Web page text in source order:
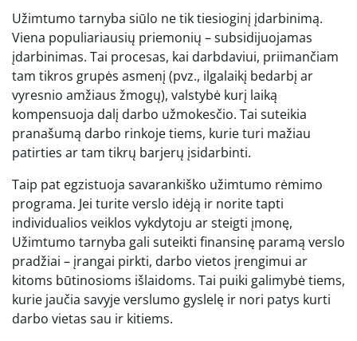
Užimtumo tarnyba siūlo ne tik tiesioginį įdarbinimą.
Viena populiariausių priemonių – subsidijuojamas
įdarbinimas. Tai procesas, kai darbdaviui, priimančiam
tam tikros grupės asmenį (pvz., ilgalaikį bedarbį ar
vyresnio amžiaus žmogų), valstybė kurį laiką
kompensuoja dalį darbo užmokesčio. Tai suteikia
pranašumą darbo rinkoje tiems, kurie turi mažiau
patirties ar tam tikrų barjerų įsidarbinti.
Taip pat egzistuoja savarankiško užimtumo rėmimo
programa. Jei turite verslo idėją ir norite tapti
individualios veiklos vykdytoju ar steigti įmonę,
Užimtumo tarnyba gali suteikti finansinę paramą verslo
pradžiai – įrangai pirkti, darbo vietos įrengimui ar
kitoms būtinosioms išlaidoms. Tai puiki galimybė tiems,
kurie jaučia savyje verslumo gyslelę ir nori patys kurti
darbo vietas sau ir kitiems.